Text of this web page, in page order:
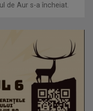
ce au cucerit